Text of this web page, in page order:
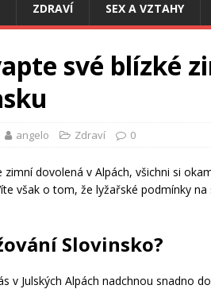
ZDRAVÍ SEX A VZTAHY
své blízké
angelo Zdraví 0
zimní dovolená v Alpách, všichni si
však o tom, že lyžařské podmínky
Slovinsko?
v Julských Alpách nadchnou snadno